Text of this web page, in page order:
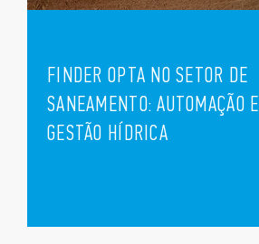
FINDER OPTA NO SETOR DE
SANEAMENTO: AUTOMAÇÃO E
GESTÃO HÍDRICA